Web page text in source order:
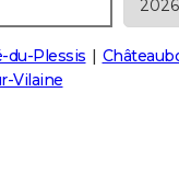
du-Plessis
Vilaine